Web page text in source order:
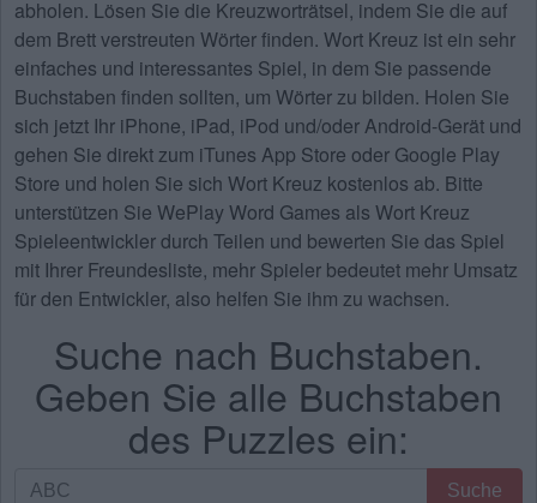
abholen. Lösen Sie die Kreuzworträtsel, indem Sie die auf
dem Brett verstreuten Wörter finden. Wort Kreuz ist ein sehr
einfaches und interessantes Spiel, in dem Sie passende
Buchstaben finden sollten, um Wörter zu bilden. Holen Sie
sich jetzt Ihr iPhone, iPad, iPod und/oder Android-Gerät und
gehen Sie direkt zum iTunes App Store oder Google Play
Store und holen Sie sich Wort Kreuz kostenlos ab. Bitte
unterstützen Sie WePlay Word Games als Wort Kreuz
Spieleentwickler durch Teilen und bewerten Sie das Spiel
mit Ihrer Freundesliste, mehr Spieler bedeutet mehr Umsatz
für den Entwickler, also helfen Sie ihm zu wachsen.
Suche nach Buchstaben.
Geben Sie alle Buchstaben
des Puzzles ein:
Suche
Suche